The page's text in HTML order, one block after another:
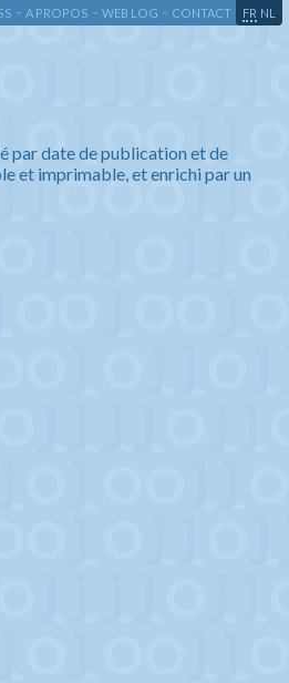
- A PROPOS - WEB LOG - CONTACT FR NL
par date de publication et de
et imprimable, et enrichi par un